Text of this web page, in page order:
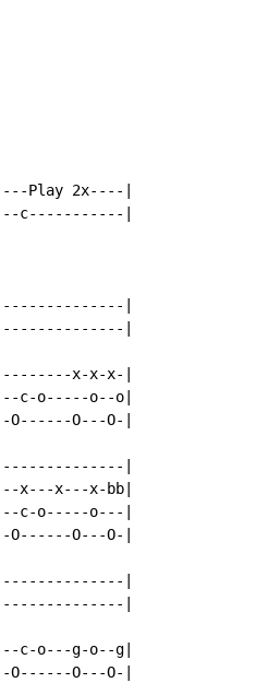
Play 2x----|
c-----------|
|
|
x-x-x-|
c-o-----o--o|
O---O-|
|
x---x---x-bb|
c-o-----o---|
O------O---O-|
|
|
o---g-o--g|
O---O-|